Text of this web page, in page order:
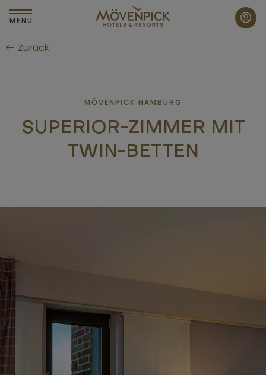
Zum
Hauptinhalt
MENU
Zurück
MÖVENPICK HAMBURG
SUPERIOR-ZIMMER MIT
TWIN-BETTEN